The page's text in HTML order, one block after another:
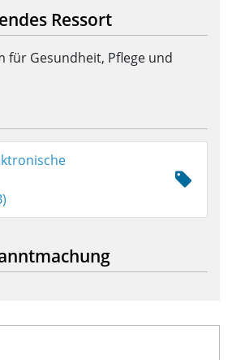
Ressort
für Gesundheit, Pflege und